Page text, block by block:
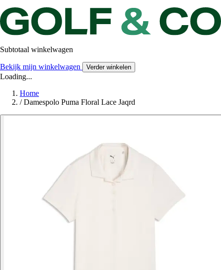
Subtotaal winkelwagen
Bekijk mijn winkelwagen Verder winkelen
Loading...
Home
/ Damespolo Puma Floral Lace Jaqrd